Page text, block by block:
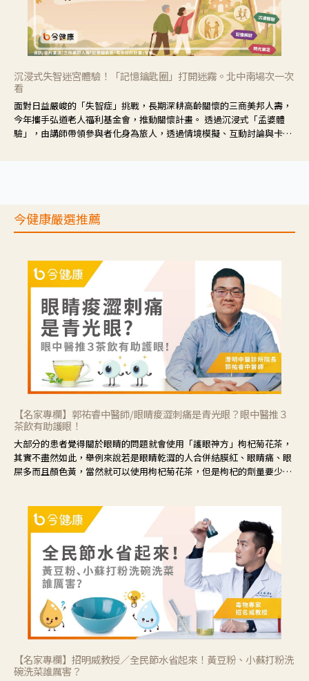
沉浸式失智迷宮體驗！「記憶鑰匙圈」打開迷霧。北中南場次一次
看
面對日益嚴峻的「失智症」挑戰，長期深耕高齡關懷的三商美邦人壽，
今年攜手弘道老人福利基金會，推動關懷計畫。 透過沉浸式「孟婆體
驗」，由講師帶領參與者化身為旅人，透過情境模擬、互動討論與卡牌
今健康嚴選推薦
【名家專欄】郭祐睿中醫師/眼睛痠澀刺痛是青光眼？眼中醫推３
茶飲有助護眼！
大部分的患者覺得關於眼睛的問題就會使用「護眼神方」枸杞菊花茶，
其實不盡然如此，舉例來說若是眼睛乾澀的人合併結膜紅、眼睛痛、眼
屎多而且顏色黃，當然就可以使用枸杞菊花茶，但是枸杞的劑量要少，
候就要使用菊花、金銀花來治療；假如單純的眼睛乾澀，結膜沒有紅，
眼睛周圍沒有眼屎，這種情況是屬於「陰虛」，就可以使用枸杞、蓮
藕、麥門冬、山藥等比較滋潤的藥材，效果就更顯著。
【名家專欄】招明威教授／全民節水省起來！黃豆粉、小蘇打粉洗
碗洗菜誰厲害？